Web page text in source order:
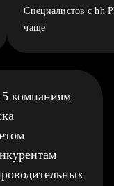
Специалистов с hh
чаще
компаниям